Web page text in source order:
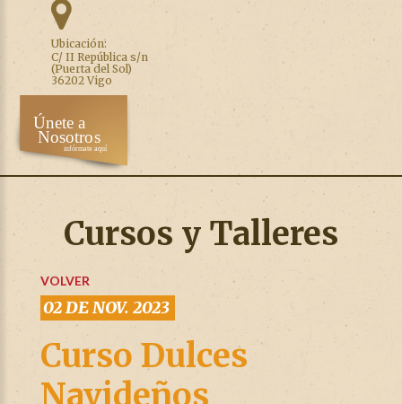
Ubicación:
C/ II República s/n
(Puerta del Sol)
36202 Vigo
Cursos y Talleres
VOLVER
02 DE NOV. 2023
Curso Dulces
Navideños